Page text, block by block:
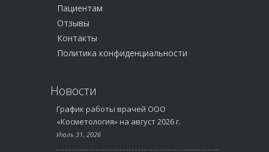
Пациентам
Отзывы
Контакты
Политика конфиденциальности
Новости
График работы врачей ООО
«Косметология» на август 2026 г.
Июль 31, 2026